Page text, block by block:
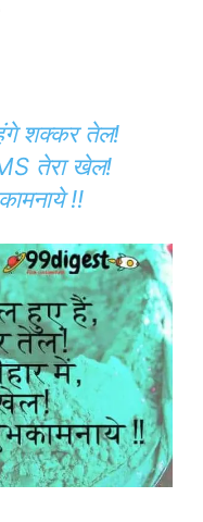
शक्कर तेल!
तेरा खेल!
!!